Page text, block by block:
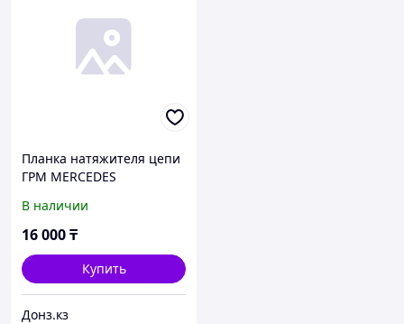
Планка натяжителя цепи
ГРМ MERCEDES
В наличии
16 000₸
Купить
Донз.кз